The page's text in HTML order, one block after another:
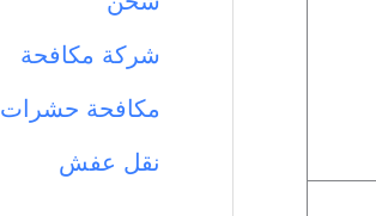
شركة مكافحة
مكافحة حشرات
نقل عفش